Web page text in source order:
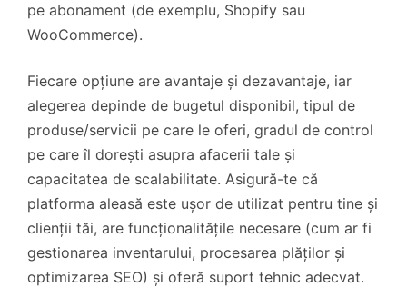
pe abonament (de exemplu, Shopify sau
WooCommerce).
Fiecare opțiune are avantaje și dezavantaje, iar
alegerea depinde de bugetul disponibil, tipul de
produse/servicii pe care le oferi, gradul de control
pe care îl dorești asupra afacerii tale și
capacitatea de scalabilitate. Asigură-te că
platforma aleasă este ușor de utilizat pentru tine și
clienții tăi, are funcționalitățile necesare (cum ar fi
gestionarea inventarului, procesarea plăților și
optimizarea SEO) și oferă suport tehnic adecvat.